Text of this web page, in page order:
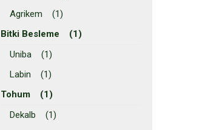
Agrikem (1)
Bitki Besleme (1)
Uniba (1)
Labin (1)
Tohum (1)
Dekalb (1)